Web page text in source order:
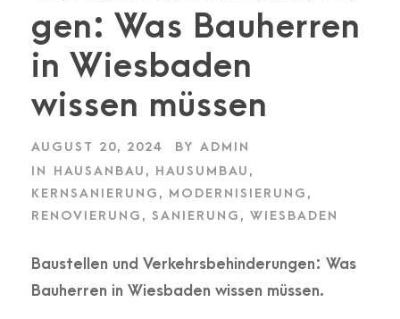
gen: Was Bauherren
in Wiesbaden
wissen müssen
AUGUST 20, 2024 BY ADMIN
IN
HAUSANBAU , HAUSUMBAU ,
KERNSANIERUNG , MODERNISIERUNG ,
RENOVIERUNG , SANIERUNG , WIESBADEN
Baustellen und Verkehrsbehinderungen: Was
Bauherren in Wiesbaden wissen müssen.